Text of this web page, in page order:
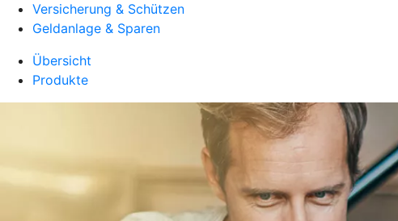
Versicherung & Schützen
Geldanlage & Sparen
Übersicht
Produkte